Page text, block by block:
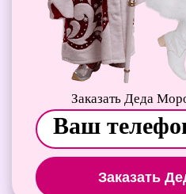
Заказать Деда
Заказать